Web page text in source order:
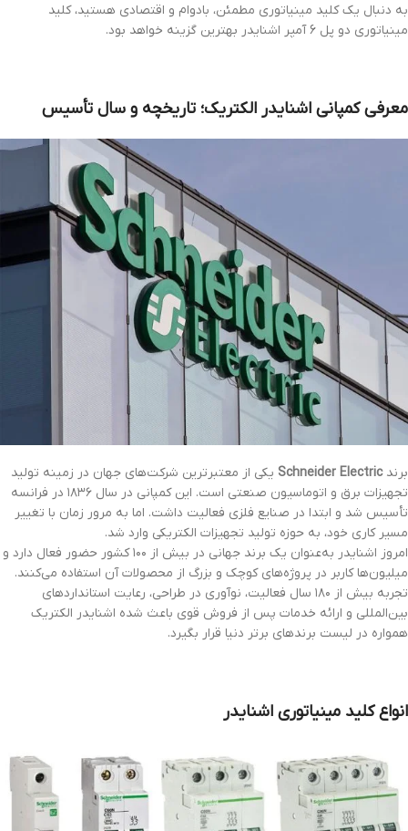
به دنبال یک کلید مینیاتوری مطمئن، بادوام و اقتصادی هستید، کلید
مینیاتوری دو پل 6 آمپر اشنایدر بهترین گزینه خواهد بود.
معرفی کمپانی اشنایدر الکتریک؛ تاریخچه و سال تأسیس
برندSchneider Electric یکی از معتبرترین شرکت‌های جهان در زمینه تولید
تجهیزات برق و اتوماسیون صنعتی است. این کمپانی در سال ۱۸۳۶ در فرانسه
تأسیس شد و ابتدا در صنایع فلزی فعالیت داشت. اما به مرور زمان با تغییر
مسیر کاری خود، به حوزه تولید تجهیزات الکتریکی وارد شد.
امروز اشنایدر به‌عنوان یک برند جهانی در بیش از ۱۰۰ کشور حضور فعال دارد و
میلیون‌ها کاربر در پروژه‌های کوچک و بزرگ از محصولات آن استفاده می‌کنند.
تجربه بیش از ۱۸۰ سال فعالیت، نوآوری در طراحی، رعایت استانداردهای
بین‌المللی و ارائه خدمات پس از فروش قوی باعث شده اشنایدر الکتریک
همواره در لیست برندهای برتر دنیا قرار بگیرد.
انواع کلید مینیاتوری اشنایدر